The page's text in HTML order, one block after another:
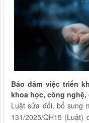
Bảo đảm việc triển
khoa học, công
Luật sửa đổi, bổ sung
131/2025/QH15 (Luật)